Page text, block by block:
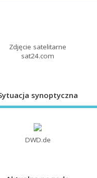
Zdjęcie satelitarne
sat24.com
synoptyczna
DWD.de